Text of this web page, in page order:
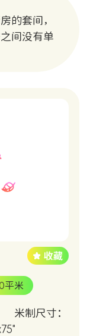
的套间，
间没有单
平米
米制尺寸：